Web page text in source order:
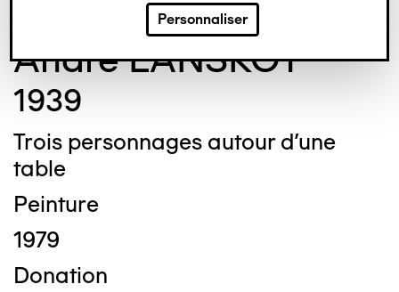
Personnaliser
André LANSKOY
1939
Trois personnages autour d'une
table
Peinture
1979
Donation